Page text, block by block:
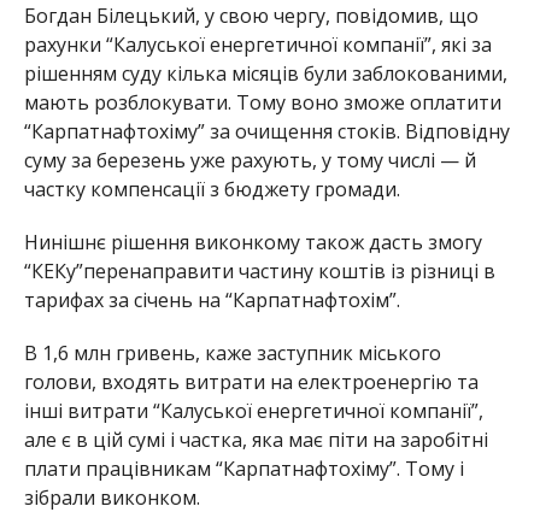
Богдан Білецький, у свою чергу, повідомив, що
рахунки “Калуської енергетичної компанії”, які за
рішенням суду кілька місяців були заблокованими,
мають розблокувати. Тому воно зможе оплатити
“Карпатнафтохіму” за очищення стоків. Відповідну
суму за березень уже рахують, у тому числі — й
частку компенсації з бюджету громади.
Нинішнє рішення виконкому також дасть змогу
“КЕКу”перенаправити частину коштів із різниці в
тарифах за січень на “Карпатнафтохім”.
В 1,6 млн гривень, каже заступник міського
голови, входять витрати на електроенергію та
інші витрати “Калуської енергетичної компанії”,
але є в цій сумі і частка, яка має піти на заробітні
плати працівникам “Карпатнафтохіму”. Тому і
зібрали виконком.